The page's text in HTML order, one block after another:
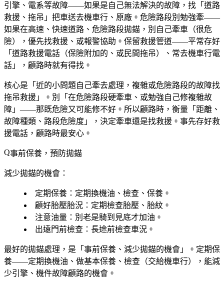
引擎、電系等故障——如果是自己無法解決的故障，找「道路
救援、拖吊」把車送去機車行、原廠。危險路段別勉強牽——
如果在高速、快速道路、危險路段拋錨，別自己牽車（很危
險），優先找救援、或報警協助。保留救援管道——平常存好
「道路救援電話（保險附加的、或民間拖吊）、常去機車行電
話」，顧路時就有得找。
核心是「近的小問題自己牽去處理，複雜或危險路段的故障找
拖吊救援」。別「在危險路段硬牽車、或勉強自己修複雜故
障」——那既危險又可能修不好。所以顧路時，衡量「距離、
故障種類、路段危險度」，決定牽車還是找救援。事先存好救
援電話，顧路時最安心。
事前保養，預防拋錨
減少拋錨的機會：
定期保養 ：定期換機油、檢查、保養。
顧好胎壓胎況 ：定期檢查胎壓、胎紋。
注意油量 ：別老是騎到見底才加油。
出遠門前檢查 ：長途前檢查車況。
最好的拋錨處理，是「事前保養、減少拋錨的機會」。定期保
養——定期換機油、做基本保養、檢查（交給機車行），能減
少引擎、機件故障顧路的機會。